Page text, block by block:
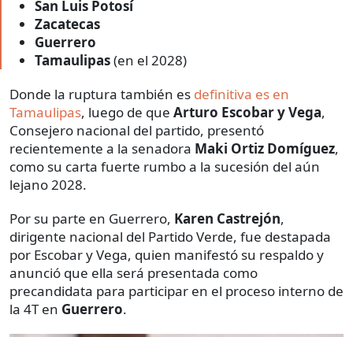
San Luis Potosí
Zacatecas
Guerrero
Tamaulipas(en el 2028)
Donde la ruptura también es definitiva es en
Tamaulipas, luego de que Arturo Escobar y Vega,
Consejero nacional del partido, presentó
recientemente a la senadora Maki Ortiz Domíguez,
como su carta fuerte rumbo a la sucesión del aún
lejano 2028.
Por su parte en Guerrero, Karen Castrejón,
dirigente nacional del Partido Verde, fue destapada
por Escobar y Vega, quien manifestó su respaldo y
anunció que ella será presentada como
precandidata para participar en el proceso interno de
la 4T en Guerrero.